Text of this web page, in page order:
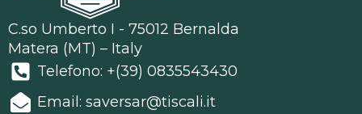
C.so Umberto I - 75012 Bernalda
Matera (MT) – Italy
Telefono: +(39) 0835543430
Email: saversar@tiscali.it